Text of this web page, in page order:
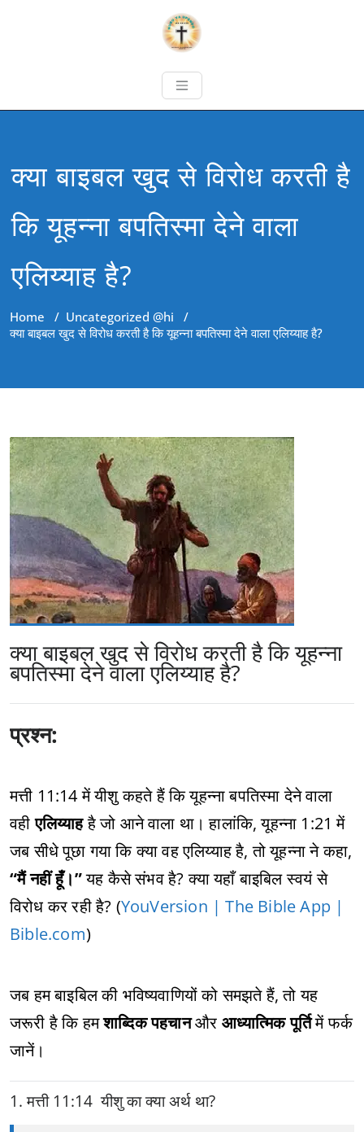
क्या बाइबल खुद से विरोध करती है
कि यूहन्ना बपतिस्मा देने वाला
एलिय्याह है?
Home / Uncategorized @hi /
क्या बाइबल खुद से विरोध करती है कि यूहन्ना बपतिस्मा देने वाला एलिय्याह है?
क्या बाइबल खुद से विरोध करती है कि यूहन्ना
बपतिस्मा देने वाला एलिय्याह है?
प्रश्न:
मत्ती 11:14 में यीशु कहते हैं कि यूहन्ना बपतिस्मा देने वाला
वहीएलिय्याहहै जो आने वाला था। हालांकि, यूहन्ना 1:21 में
जब सीधे पूछा गया कि क्या वह एलिय्याह है, तो यूहन्ना ने कहा,
“मैं नहीं हूँ।”यह कैसे संभव है? क्या यहाँ बाइबिल स्वयं से
विरोध कर रही है? (YouVersion | The Bible App |
Bible.com)
जब हम बाइबिल की भविष्यवाणियों को समझते हैं, तो यह
जरूरी है कि हमशाब्दिक पहचानऔर आध्यात्मिक पूर्तिमें फर्क
जानें।
1. मत्ती 11:14 यीशु का क्या अर्थ था?